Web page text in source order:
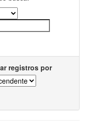
registros por